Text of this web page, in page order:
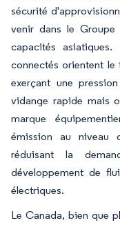
sécurité
venir dans le
capacités
connectés orientent le
exerçant une
vidange rapide mais
marque
émission au niveau
réduisant la
développement de
électriques.
Le Canada, bien que